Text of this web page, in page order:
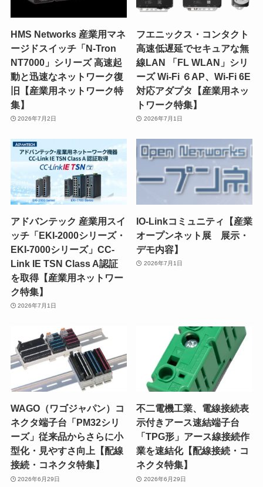
HMS Networks 産業用マネ
ージドスイッチ「N-Tron
NT7000」シリーズ 高速起
動と迅速なネットワーク復
旧【産業用ネットワーク特
集】
2026年7月2日
フエニックス・コンタクト
高速低遅延でセキュアな無
線LAN 「FL WLAN」シリ
ーズ Wi-Fi ６AP、Wi-Fi 6E
対応アダプタ【産業用ネッ
トワーク特集】
2026年7月1日
アドバンテック 産業用スイ
ッチ「EKI-2000シリーズ・
EKI-7000シリーズ」CC-
Link IE TSN Class A認証
を取得【産業用ネットワー
ク特集】
2026年7月1日
IO-Linkコミュニティ【産業
オープンネット展 展示・
デモ内容】
2026年7月1日
WAGO（ワゴジャパン）コ
ネクタ端子台「PM32シリ
ーズ」従来品からさらに小
型化・見やすさ向上【配線
接続・コネクタ特集】
2026年6月29日
不二電機工業、電線接続表
示付きアース速結端子台
「TPG形」アース線接続作
業を速結化【配線接続・コ
ネクタ特集】
2026年6月29日